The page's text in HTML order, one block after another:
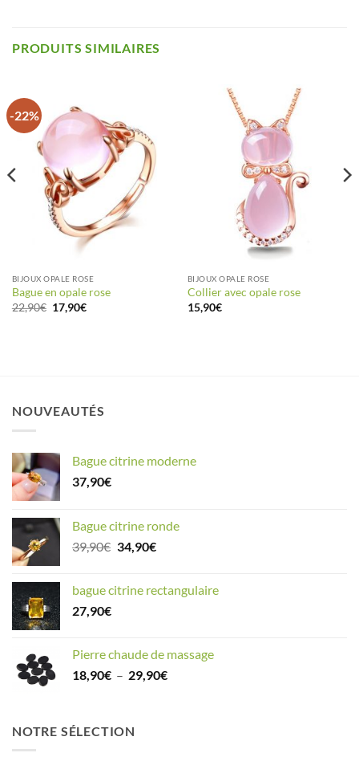
PRODUITS SIMILAIRES
-22%
BIJOUX OPALE ROSE
Bague en opale rose
22,90€ Le
prix
17,90€Le
BIJOUX OPALE ROSE
Collier avec opale rose
15,90€
NOUVEAUTÉS
Bague citrine moderne
37,90€
Bague citrine ronde
39,90€ Le
était :
34,90€Le
est :
bague citrine rectangulaire
27,90€
Pierre chaude de massage
18,90€ – 29,90€Plage
NOTRE SÉLECTION